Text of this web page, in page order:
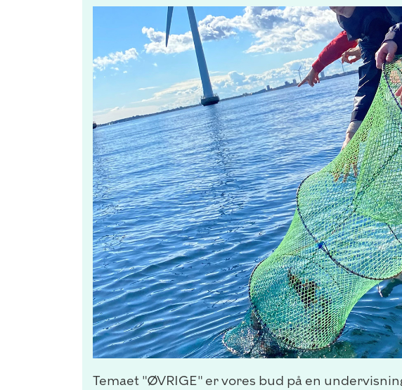
Temaet "ØVRIGE" er vores bud på en